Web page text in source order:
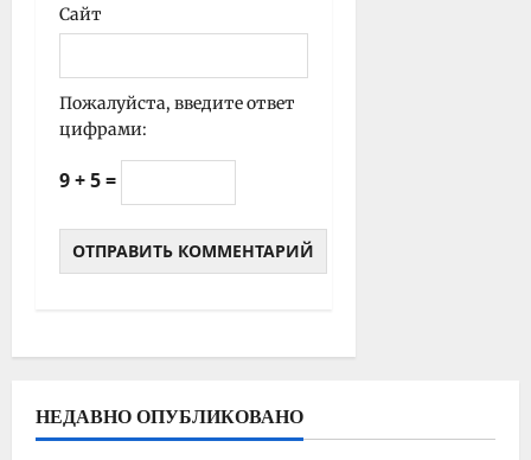
Сайт
Пожалуйста, введите ответ
цифрами:
9 + 5 =
НЕДАВНО ОПУБЛИКОВАНО